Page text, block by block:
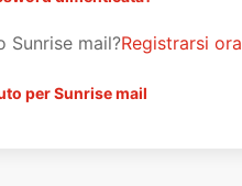
Sunrise mail?Registrarsi ora
per Sunrise mail